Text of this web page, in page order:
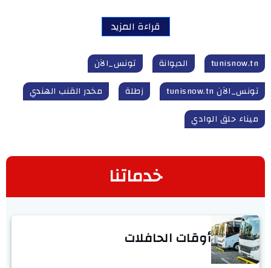
قراءة المزيد
tunisnow.tn الديوانة
تونس_الآن
تونس_الآن tunisnow.tn
زطلة
مخدر القنب الهندي
ميناء حلق الوادي
خدماتنا
أوقات الحافلات